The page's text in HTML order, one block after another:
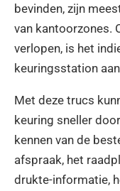
bevinden, zijn
van kantoorzones.
verlopen, is het
keuringsstation
Met deze trucs
keuring sneller
kennen van de
afspraak, het
drukte-informatie,